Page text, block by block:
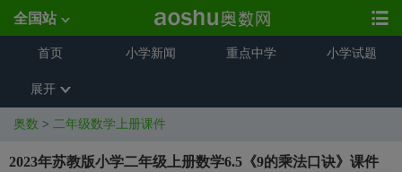
全国站
首页 小学新闻 重点中学 小学试题
展开
奥数 > 二年级数学上册课件
2023年苏教版小学二年级上册数学6.5《9的乘法口诀》课件